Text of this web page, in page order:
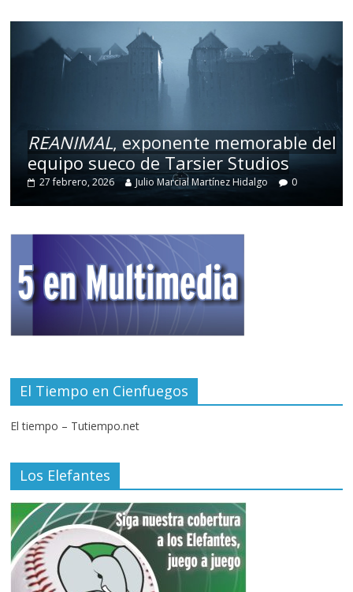
REANIMAL, exponente memorable del
equipo sueco de Tarsier Studios
27 febrero, 2026 Julio Marcial Martínez Hidalgo 0
El Tiempo en Cienfuegos
El tiempo – Tutiempo.net
Los Elefantes